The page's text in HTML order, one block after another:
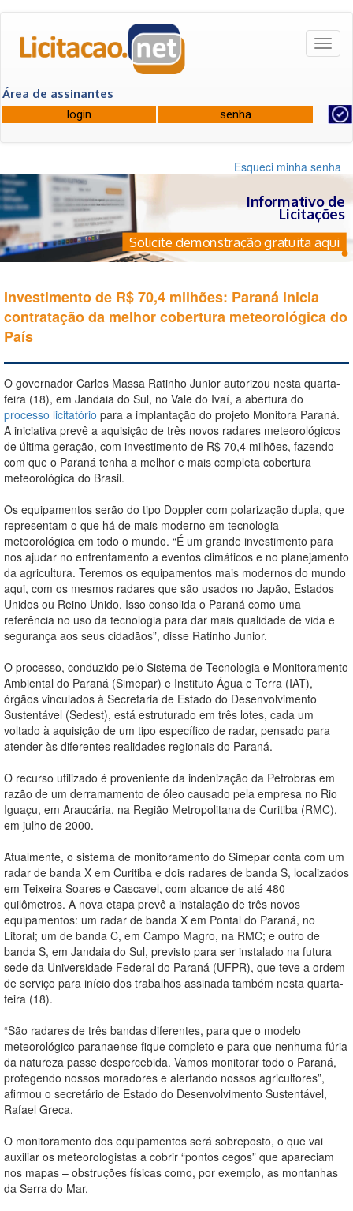
Área de assinantes
Esqueci minha senha
Informativo de
Licitações
Solicite demonstração gratuita aqui
Investimento de R$ 70,4 milhões: Paraná inicia
contratação da melhor cobertura meteorológica do
País
O governador Carlos Massa Ratinho Junior autorizou nesta quarta-
feira (18), em Jandaia do Sul, no Vale do Ivaí, a abertura do
processo licitatório para a implantação do projeto Monitora Paraná.
A iniciativa prevê a aquisição de três novos radares meteorológicos
de última geração, com investimento de R$ 70,4 milhões, fazendo
com que o Paraná tenha a melhor e mais completa cobertura
meteorológica do Brasil.
Os equipamentos serão do tipo Doppler com polarização dupla, que
representam o que há de mais moderno em tecnologia
meteorológica em todo o mundo. “É um grande investimento para
nos ajudar no enfrentamento a eventos climáticos e no planejamento
da agricultura. Teremos os equipamentos mais modernos do mundo
aqui, com os mesmos radares que são usados no Japão, Estados
Unidos ou Reino Unido. Isso consolida o Paraná como uma
referência no uso da tecnologia para dar mais qualidade de vida e
segurança aos seus cidadãos”, disse Ratinho Junior.
O processo, conduzido pelo Sistema de Tecnologia e Monitoramento
Ambiental do Paraná (Simepar) e Instituto Água e Terra (IAT),
órgãos vinculados à Secretaria de Estado do Desenvolvimento
Sustentável (Sedest), está estruturado em três lotes, cada um
voltado à aquisição de um tipo específico de radar, pensado para
atender às diferentes realidades regionais do Paraná.
O recurso utilizado é proveniente da indenização da Petrobras em
razão de um derramamento de óleo causado pela empresa no Rio
Iguaçu, em Araucária, na Região Metropolitana de Curitiba (RMC),
em julho de 2000.
Atualmente, o sistema de monitoramento do Simepar conta com um
radar de banda X em Curitiba e dois radares de banda S, localizados
em Teixeira Soares e Cascavel, com alcance de até 480
quilômetros. A nova etapa prevê a instalação de três novos
equipamentos: um radar de banda X em Pontal do Paraná, no
Litoral; um de banda C, em Campo Magro, na RMC; e outro de
banda S, em Jandaia do Sul, previsto para ser instalado na futura
sede da Universidade Federal do Paraná (UFPR), que teve a ordem
de serviço para início dos trabalhos assinada também nesta quarta-
feira (18).
“São radares de três bandas diferentes, para que o modelo
meteorológico paranaense fique completo e para que nenhuma fúria
da natureza passe despercebida. Vamos monitorar todo o Paraná,
protegendo nossos moradores e alertando nossos agricultores”,
afirmou o secretário de Estado do Desenvolvimento Sustentável,
Rafael Greca.
O monitoramento dos equipamentos será sobreposto, o que vai
auxiliar os meteorologistas a cobrir “pontos cegos” que apareciam
nos mapas – obstruções físicas como, por exemplo, as montanhas
da Serra do Mar.